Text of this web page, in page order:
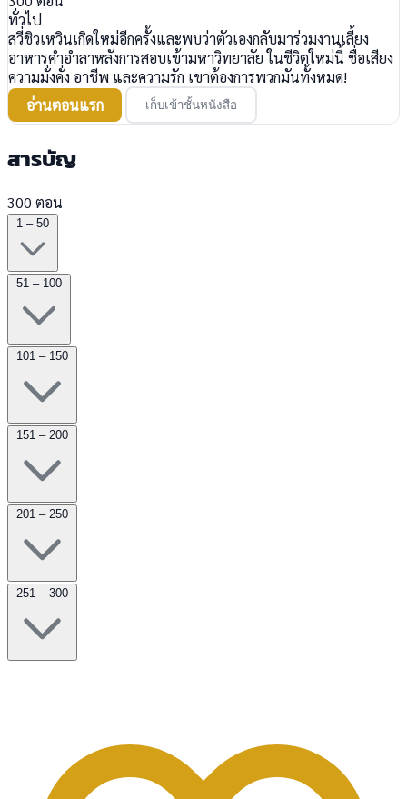
ทั่วไป
สวี่ชิวเหวินเกิดใหม่อีกครั้งและพบว่าตัวเองกลับมาร่วมงานเลี้ยง
อาหารค่ำอำลาหลังการสอบเข้ามหาวิทยาลัย ในชีวิตใหม่นี้ ชื่อเสียง
ความมั่งคั่ง อาชีพ และความรัก เขาต้องการพวกมันทั้งหมด!
อ่านตอนแรก
เก็บเข้าชั้นหนังสือ
สารบัญ
300 ตอน
1 – 50
51 – 100
101 – 150
151 – 200
201 – 250
251 – 300